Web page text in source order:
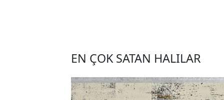
EN ÇOK SATAN HALILAR